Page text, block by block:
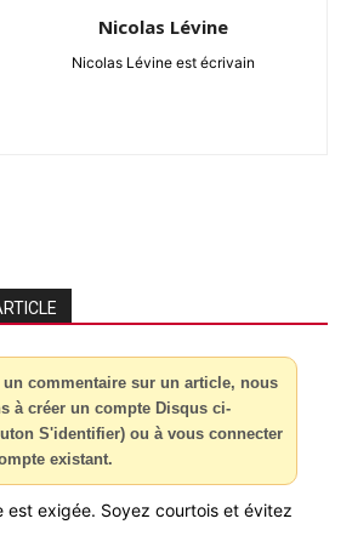
Nicolas Lévine
Nicolas Lévine est écrivain
un commentaire sur un article, nous
à créer un compte Disqus ci-
S'identifier) ou à vous connecter
existant.
est exigée. Soyez courtois et évitez